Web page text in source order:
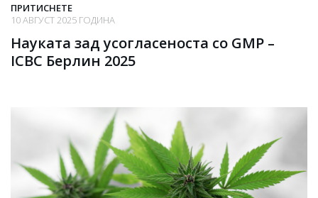
ПРИТИСНЕТЕ
10 АВГУСТ 2025 ГОДИНА
Науката зад усогласеноста со GMP –
ICBC Берлин 2025